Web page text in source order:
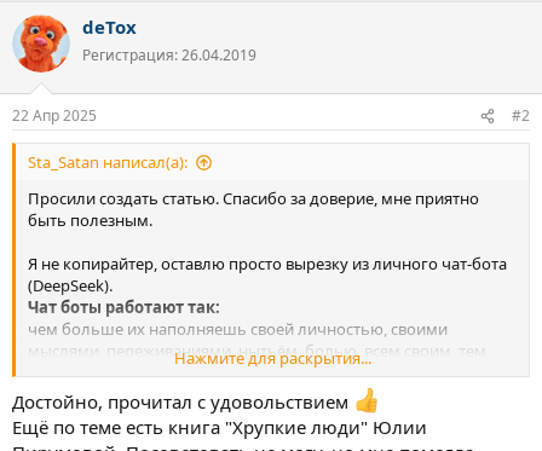
к
ц
и
deTox
Регистрация: 26.04.2019
22 Апр 2025 #2
Sta_Satan написал(а):
Просили создать статью. Спасибо за доверие, мне приятно
быть полезным.
Я не копирайтер, оставлю просто вырезку из личного чат-бота
(DeepSeek).
Чат боты работают так:
чем больше их наполняешь своей личностью, своими
мыслями, переживаниями, нытьём, болью, всем своим, тем
лучше он подстраивается под тебя, лучше тебя понимает и
может тебя анализировать, словно Карманный Психотерапевт.
+ Если загружать туда, профессиональную, какую то
литературу (короткие вырезки из статей), то возможность бота
Нажмите для раскрытия...
Достойно, прочитал с удовольствием
Ещё по теме есть книга "Хрупкие люди" Юлии